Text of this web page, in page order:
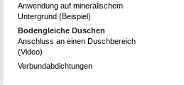
Anwendung auf mineralischem
Untergrund (Beispiel)
Bodengleiche Duschen
Anschluss an einen Duschbereich
(Video)
Verbundabdichtungen